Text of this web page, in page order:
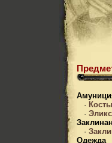
·
·
·
Одежда